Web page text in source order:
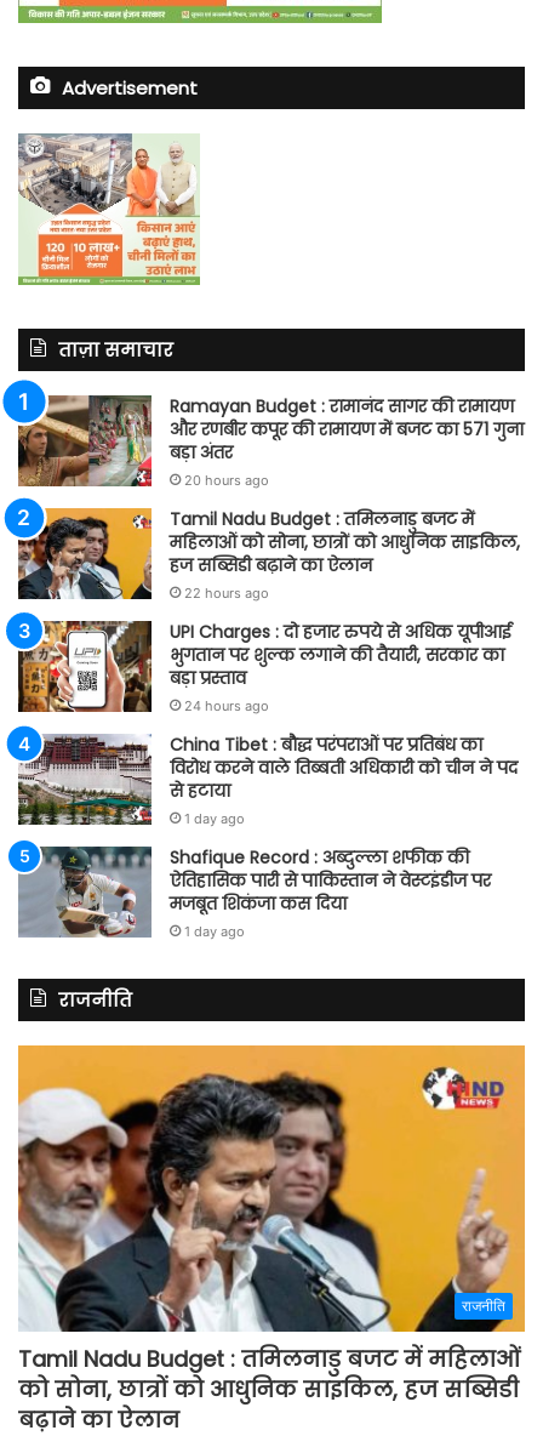
Advertisement
ताज़ा समाचार
Ramayan Budget : रामानंद सागर की रामायण
और रणबीर कपूर की रामायण में बजट का 571 गुना
बड़ा अंतर
20 hours ago
Tamil Nadu Budget : तमिलनाडु बजट में
महिलाओं को सोना, छात्रों को आधुनिक साइकिल,
हज सब्सिडी बढ़ाने का ऐलान
22 hours ago
UPI Charges : दो हजार रुपये से अधिक यूपीआई
भुगतान पर शुल्क लगाने की तैयारी, सरकार का
बड़ा प्रस्ताव
24 hours ago
China Tibet : बौद्ध परंपराओं पर प्रतिबंध का
विरोध करने वाले तिब्बती अधिकारी को चीन ने पद
से हटाया
1 day ago
Shafique Record : अब्दुल्ला शफीक की
ऐतिहासिक पारी से पाकिस्तान ने वेस्टइंडीज पर
मजबूत शिकंजा कस दिया
1 day ago
राजनीति
राजनीति
Tamil Nadu Budget : तमिलनाडु बजट में महिलाओं
को सोना, छात्रों को आधुनिक साइकिल, हज सब्सिडी
बढ़ाने का ऐलान